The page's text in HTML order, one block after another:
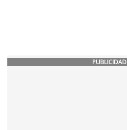
PUBLICIDAD